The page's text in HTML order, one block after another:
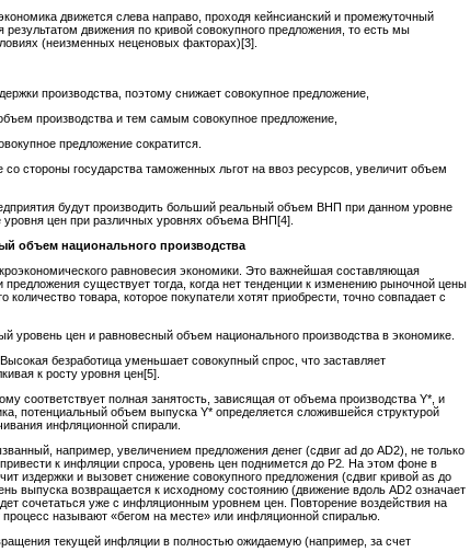
движется слева направо, проходя кейнсианский и промежуточный
движения по кривой совокупного предложения, то есть мы
(неизменных неценовых факторах)[3].
производства, поэтому снижает совокупное предложение,
производства и тем самым совокупное предложение,
предложение сократится.
стороны государства таможенных льгот на ввоз ресурсов, увеличит объем
будут производить больший реальный объем ВНП при данном уровне
уровня цен при различных уровнях объема ВНП[4].
объем национального производства
равновесия экономики. Это важнейшая составляющая
существует тогда, когда нет тенденции к изменению рыночной цены
товара, которое покупатели хотят приобрести, точно совпадает с
уровень цен и равновесный объем национального производства в экономике.
безработица уменьшает совокупный спрос, что заставляет
к росту уровня цен[5].
соответствует полная занятость, зависящая от объема производства Y*, и
потенциальный объем выпуска Y* определяется сложившейся структурой
инфляционной спирали.
например, увеличением предложения денег (сдвиг ad до AD2), не только
к инфляции спроса, уровень цен поднимется до P2 На этом фоне в
издержки и вызовет снижение совокупного предложения (сдвиг кривой as до
выпуска возвращается к исходному состоянию (движение вдоль AD2 означает
сочетаться уже с инфляционным уровнем цен. Повторение воздействия на
называют «бегом на месте» или инфляционной спиралью.
текущей инфляции в полностью ожидаемую (например, за счет